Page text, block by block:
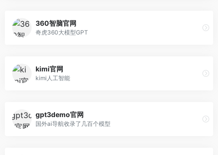
360智脑官网
奇虎360大模型GPT
kimi官网
kimi人工智能
gpt3demo官网
国外ai导航收录了几百个模型